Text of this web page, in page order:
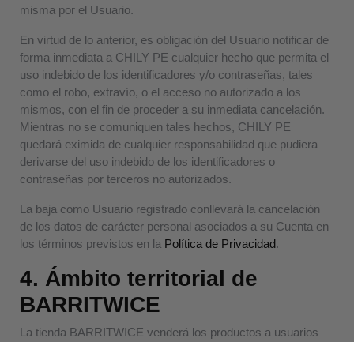
misma por el Usuario.
En virtud de lo anterior, es obligación del Usuario notificar de
forma inmediata a CHILY PE cualquier hecho que permita el
uso indebido de los identificadores y/o contraseñas, tales
como el robo, extravío, o el acceso no autorizado a los
mismos, con el fin de proceder a su inmediata cancelación.
Mientras no se comuniquen tales hechos, CHILY PE
quedará eximida de cualquier responsabilidad que pudiera
derivarse del uso indebido de los identificadores o
contraseñas por terceros no autorizados.
La baja como Usuario registrado conllevará la cancelación
de los datos de carácter personal asociados a su Cuenta en
los términos previstos en la Política de Privacidad.
4. Ámbito territorial de
BARRITWICE
La tienda BARRITWICE venderá los productos a usuarios